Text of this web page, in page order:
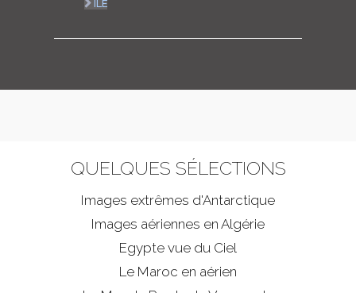
ÎLE
QUELQUES SÉLECTIONS
Images extrêmes d'Antarctique
Images aériennes en Algérie
Egypte vue du Ciel
Le Maroc en aérien